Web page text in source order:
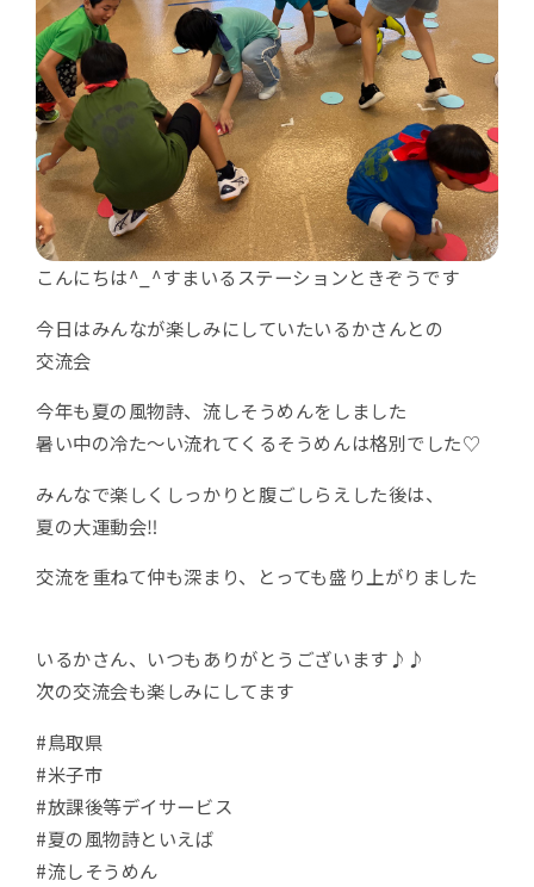
こんにちは^_^すまいるステーションときぞうです
今日はみんなが楽しみにしていたいるかさんとの
交流会
今年も夏の風物詩、流しそうめんをしました
暑い中の冷た〜い流れてくるそうめんは格別でした♡
みんなで楽しくしっかりと腹ごしらえした後は、
夏の大運動会‼️
交流を重ねて仲も深まり、とっても盛り上がりました
いるかさん、いつもありがとうございます♪♪
次の交流会も楽しみにしてます
#鳥取県
#米子市
#放課後等デイサービス
#夏の風物詩といえば
#流しそうめん